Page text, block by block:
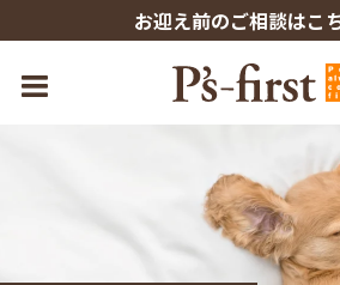
お迎え前のご相談はこ